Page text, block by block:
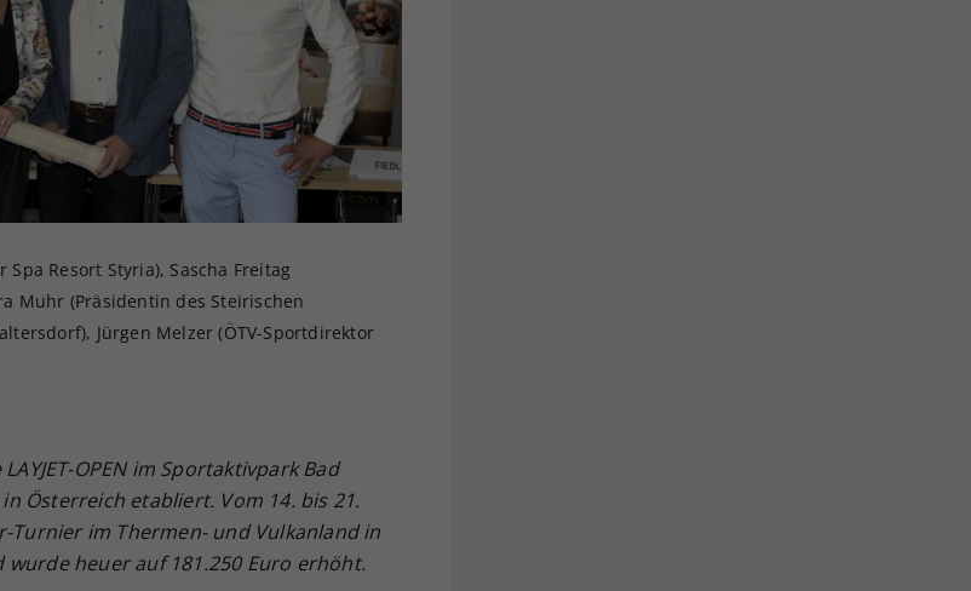
Resort Styria), Sascha Freitag
Muhr (Präsidentin des Steirischen
Jürgen Melzer (ÖTV-Sportdirektor
OPEN im SportaktivparkBad
Österreich etabliert. Vom 14. bis 21.
Turnier im Thermen- und Vulkanland in
heuer auf 181.250 Euro erhöht.
Ihrer vorgenommen Einstellungen, falls der
Webseiten-Betreiber dies eingestellt hat.